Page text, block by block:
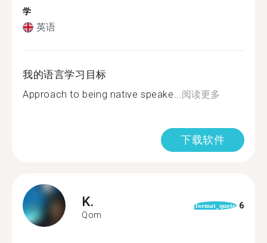
学
英语
我的语言学习目标
Approach to being native speake...阅读更多
下载软件
K.
Qom
format_quote 6